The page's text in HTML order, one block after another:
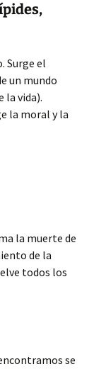
Surge el
un mundo
la vida).
la moral y la
la muerte de
de la
todos los
se